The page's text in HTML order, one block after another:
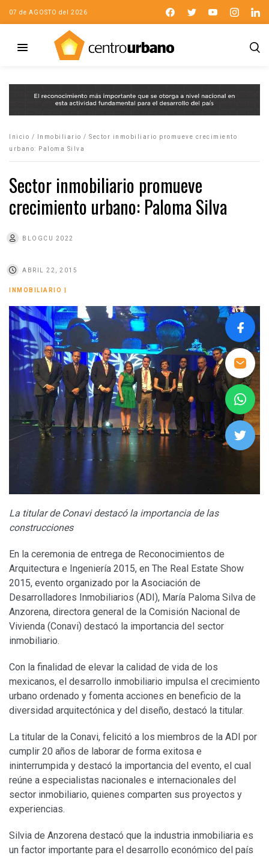
07 de AGOSTO del 2026
Inicio / Inmobiliario / Sector inmobiliario promueve crecimiento
urbano: Paloma Silva
Sector inmobiliario promueve
crecimiento urbano: Paloma Silva
BLOGCU 2022
ABRIL 22, 2015
INMOBILIARIO
La titular de Conavi destacó la importancia de las
construcciones
En la ceremonia de entrega de Reconocimientos de
Arquitectura e Ingeniería 2015, en The Real Estate Show
2015, evento organizado por la Asociación de
Desarrolladores Inmobiliarios (ADI), María Paloma Silva de
Anzorena, directora general de la Comisión Nacional de
Vivienda (Conavi) destacó la importancia del sector
inmobiliario.
Con la finalidad de elevar la calidad de vida de los
mexicanos, el desarrollo inmobiliario impulsa el crecimiento
urbano ordenado y fomenta acciones en beneficio de la
diversidad arquitectónica y del diseño, destacó la titular.
La titular de la Conavi, felicitó a los miembros de la ADI por
cumplir 20 años de laborar de forma exitosa e
ininterrumpida y destacó la importancia del evento, el cual
reúne a especialistas nacionales e internacionales del
sector inmobiliario, quienes comparten sus proyectos y
experiencias.
Silvia de Anzorena destacó que la industria inmobiliaria es
un factor importante para el desarrollo económico del país